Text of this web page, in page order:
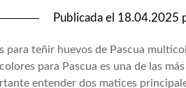
Publicada el 18.04.2025
para teñir huevos de Pascua
para Pascua es una de las
entender dos matices